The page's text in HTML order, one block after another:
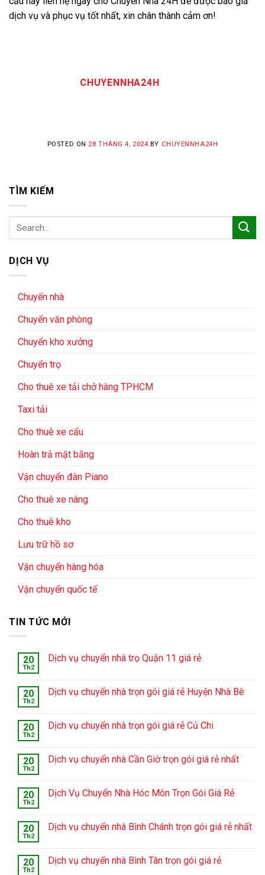
dịch vụ và phục vụ tốt nhất, xin chân thành cảm ơn!
CHUYENNHA24H
POSTED ON 28 THÁNG 4, 2024 BY CHUYENNHA24H
TÌM KIẾM
DỊCH VỤ
Chuyển nhà
Chuyển văn phòng
Chuyển kho xưởng
Chuyển trọ
Cho thuê xe tải chở hàng TPHCM
Taxi tải
Cho thuê xe cẩu
Hoàn trả mặt bằng
Vận chuyển đàn Piano
Cho thuê xe nâng
Cho thuê kho
Lưu trữ hồ sơ
Vận chuyển hàng hóa
Vận chuyển quốc tế
TIN TỨC MỚI
20
Th2
Dịch vụ chuyển nhà trọ Quận 11 giá rẻ
20
Th2
Dịch vụ chuyển nhà trọn gói giá rẻ Huyện Nhà Bè
20
Th2
Dịch vụ chuyển nhà trọn gói giá rẻ Củ Chi
20
Th2
Dịch vụ chuyển nhà Cần Giờ trọn gói giá rẻ nhất
20
Th2
Dịch Vụ Chuyển Nhà Hóc Môn Trọn Gói Giá Rẻ
20
Th2
Dịch vụ chuyển nhà Bình Chánh trọn gói giá rẻ nhất
20
Th2
Dịch vụ chuyển nhà Bình Tân trọn gói giá rẻ